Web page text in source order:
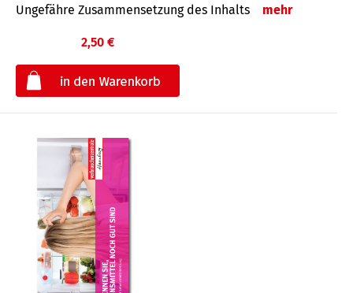
Ungefähre Zusammensetzung des Inhalts mehr
2,50 €